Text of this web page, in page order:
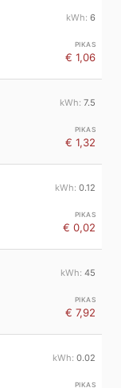
6
€ 1,06
7.5
€ 1,32
0.12
€ 0,02
45
€ 7,92
0.02